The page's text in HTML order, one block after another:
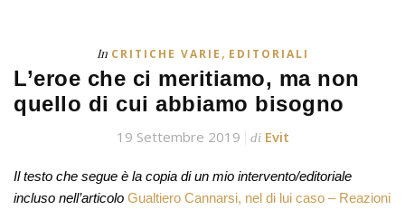
In CRITICHE VARIE , EDITORIALI
L’eroe che ci meritiamo, ma non
quello di cui abbiamo bisogno
19 Settembre 2019 di Evit
Il testo che segue è la copia di un mio intervento/editoriale
incluso nell’articolo Gualtiero Cannarsi, nel di lui caso – Reazioni